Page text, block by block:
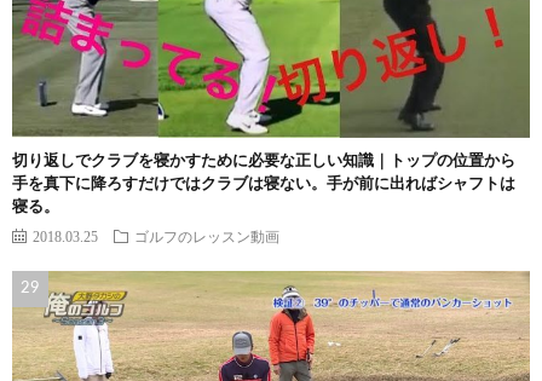
切り返しでクラブを寝かすために必要な正しい知識｜トップの位置から
手を真下に降ろすだけではクラブは寝ない。手が前に出ればシャフトは
寝る。
2018.03.25 ゴルフのレッスン動画